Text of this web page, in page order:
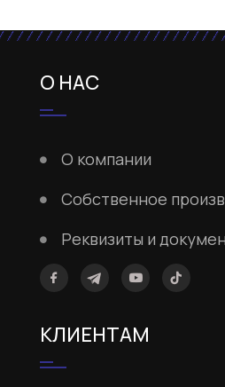
О НАС
О компании
Собственное
Реквизиты и
КЛИЕНТАМ